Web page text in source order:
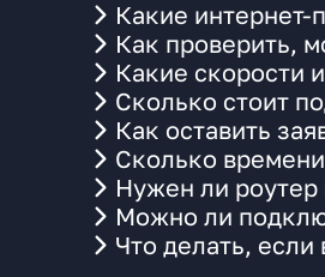
Какие интернет-
Как проверить,
Какие скорости
Сколько стоит
Как оставить
Сколько
Нужен ли роутер
Можно ли
Что делать,